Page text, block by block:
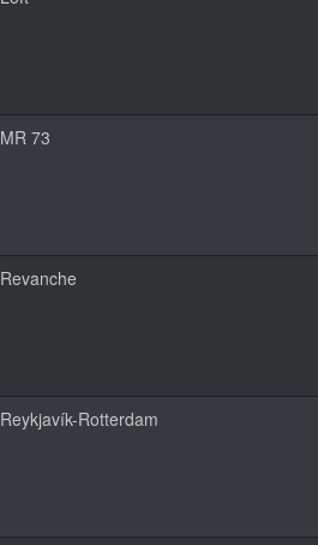
MR 73
Revanche
Reykjavík-Rotterdam